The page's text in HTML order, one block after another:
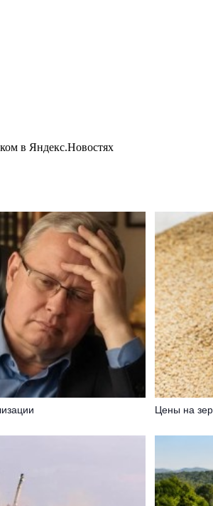
в Яндекс.Новостях
Цены на